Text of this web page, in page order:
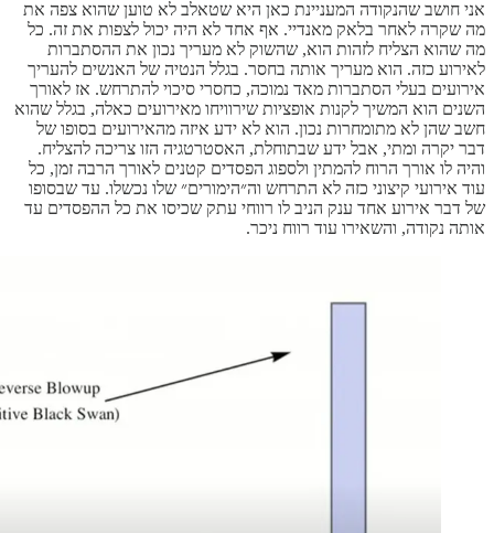
אני חושב שהנקודה המעניינת כאן היא שטאלב לא טוען שהוא צפה את
מה שקרה לאחר בלאק מאנדיי. אף אחד לא היה יכול לצפות את זה. כל
מה שהוא הצליח לזהות הוא, שהשוק לא מעריך נכון את ההסתברות
לאירוע כזה. הוא מעריך אותה בחסר. בגלל הנטיה של האנשים להעריך
אירועים בעלי הסתברות מאד נמוכה, כחסרי סיכוי להתרחש. אז לאורך
השנים הוא המשיך לקנות אופציות שירוויחו מאירועים כאלה, בגלל שהוא
חשב שהן לא מתומחרות נכון. הוא לא ידע איזה מהאירועים בסופו של
דבר יקרה ומתי, אבל ידע שבתוחלת, האסטרטגיה הזו צריכה להצליח.
והיה לו אורך הרוח להמתין ולספוג הפסדים קטנים לאורך הרבה זמן, כל
עוד אירועי קיצוני כזה לא התרחש וה״הימורים״ שלו נכשלו. עד שבסופו
של דבר אירוע אחד ענק הניב לו רווחי עתק שכיסו את כל ההפסדים עד
אותה נקודה, והשאירו עוד רווח ניכר.